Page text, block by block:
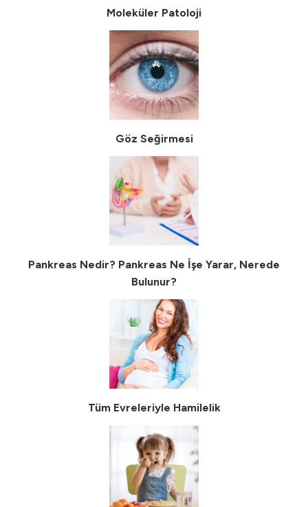
Moleküler Patoloji
Göz Seğirmesi
Pankreas Nedir? Pankreas Ne İşe Yarar, Nerede
Bulunur?
Tüm Evreleriyle Hamilelik